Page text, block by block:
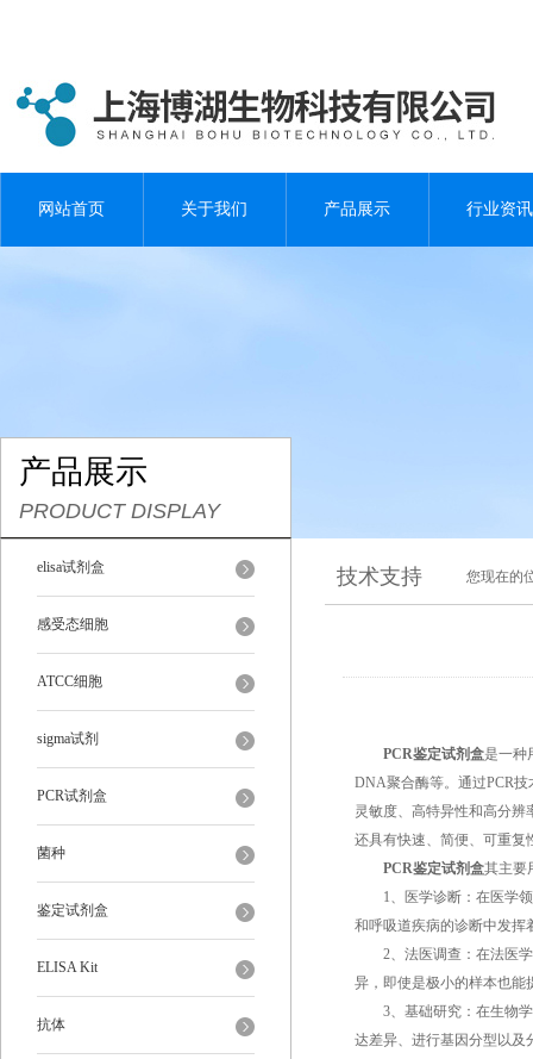
网站首页 关于我们 产品展示 行业资讯
产品展示
PRODUCT DISPLAY
elisa试剂盒
感受态细胞
ATCC细胞
sigma试剂
PCR试剂盒
菌种
鉴定试剂盒
ELISA Kit
抗体
技术支持 您现在的
PCR鉴定试剂盒是一种
DNA聚合酶等。通过PCR
灵敏度、高特异性和高分
还具有快速、简便、可重复
PCR鉴定试剂盒其主要
1、医学诊断：在医学领
和呼吸道疾病的诊断中发挥
2、法医调查：在法医学
异，即使是极小的样本也能
3、基础研究：在生物学
达差异、进行基因分型以